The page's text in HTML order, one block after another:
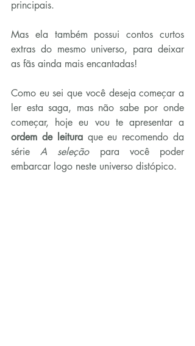
principais.
Mas ela também possui contos curtos
extras do mesmo universo, para deixar
as fãs ainda mais encantadas!
Como eu sei que você deseja começar a
ler esta saga, mas não sabe por onde
ordem de leitura que eu recomendo da
série A seleção para você poder
embarcar logo neste universo distópico.